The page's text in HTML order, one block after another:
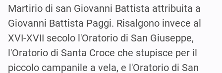
Martirio di san Giovanni Battista attribuita a
Giovanni Battista Paggi. Risalgono invece al
XVI-XVII secolo l'Oratorio di San Giuseppe,
l'Oratorio di Santa Croce che stupisce per il
piccolo campanile a vela, e l'Oratorio di San